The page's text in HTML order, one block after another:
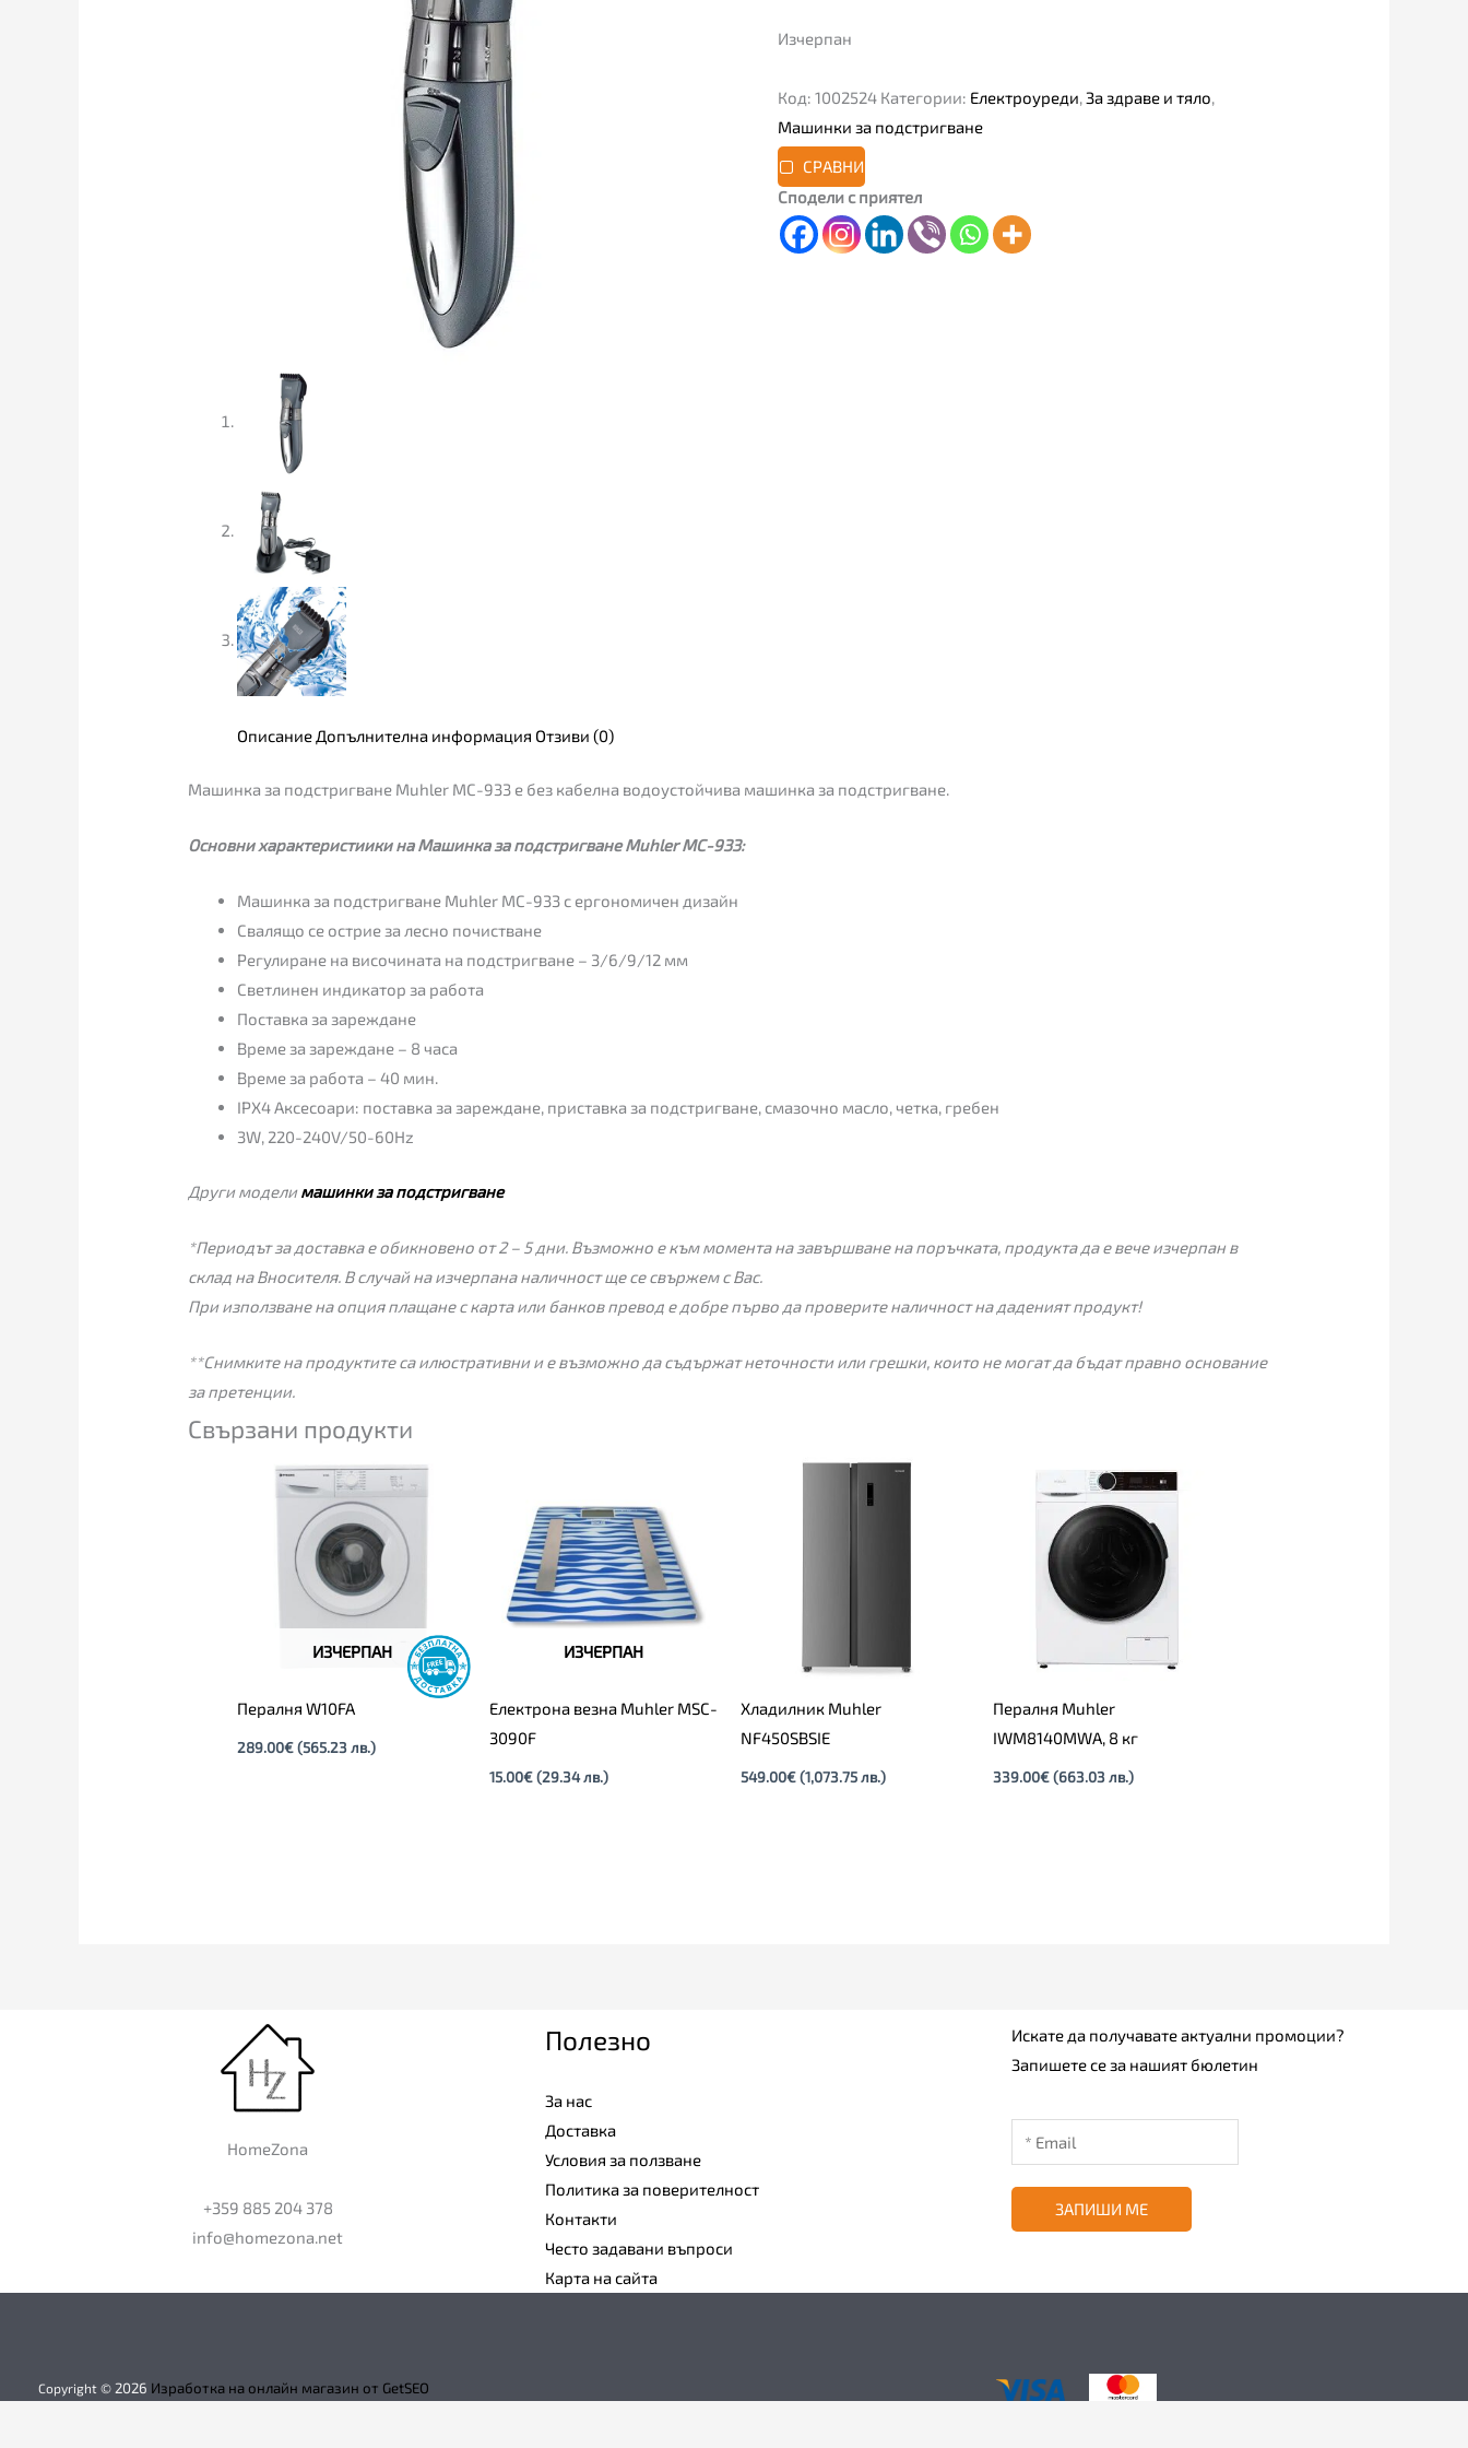
Изчерпан
Код: 1002524 Категории: Електроуреди За здраве и тяло
Машинки за подстригване
СРАВНИ
Сподели с приятел
Описание Допълнителна информация Отзиви (0)
Машинка за подстригване Muhler MC-933 е без кабелна водоустойчива машинка за подстригване.
Основни характеристиики на Машинка за подстригване Muhler MC-933:
Машинка за подстригване Muhler MC-933 с ергономичен дизайн
Свалящо се острие за лесно почистване
Регулиране на височината на подстригване – 3/6/9/12 мм
Светлинен индикатор за работа
Поставка за зареждане
Време за зареждане – 8 часа
Време за работа – 40 мин.
IPX4 Аксесоари: поставка за зареждане, приставка за подстригване, смазочно масло, четка, гребен
3W, 220-240V/50-60Hz
Други моделимашинки за подстригване
*Периодът за доставка е обикновено от 2 – 5 дни. Възможно е към момента на завършване на поръчката, продукта да е вече изчерпан в
склад на Вносителя. В случай на изчерпана наличност ще се свържем с Вас.
При използване на опция плащане с карта или банков превод е добре първо да проверите наличност на даденият продукт!
**Снимките на продуктите са илюстративни и е възможно да съдържат неточности или грешки, които не могат да бъдат правно основание
за претенции.
Свързани продукти
ИЗЧЕРПАН
Пералня W10FA
289.00€(565.23 лв.)
ИЗЧЕРПАН
Електрона везна Muhler MSC-
3090F
15.00€ (29.34 лв.)
Хладилник Muhler
NF450SBSIE
549.00€(1,073.75 лв.)
Пералня Muhler
IWM8140MWA, 8 кг
339.00€ (663.03 лв.)
HomeZona
+359 885 204 378
info@homezona.net
Полезно
За нас
Доставка
Условия за ползване
Политика за поверителност
Контакти
Често задавани въпроси
Карта на сайта
Искате да получавате актуални промоции?
Запишете се за нашият бюлетин
ЗАПИШИ МЕ
Copyright © 2026 Изработка на онлайн магазин от GetSEO